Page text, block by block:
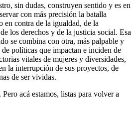
sin dudas, construyen sentido y es en
con más precisión la batalla
en contra de la igualdad, de la
los derechos y de la justicia social. Esa
se combina con otra, más palpable y
políticas que impactan e inciden de
vitales de mujeres y diversidades,
la interrupción de sus proyectos, de
de ser vividas.
acá estamos, listas para volver a